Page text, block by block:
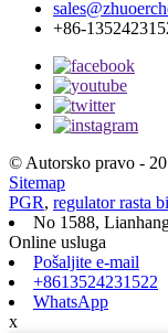
+86-
© Autorsko pravo -
Sitemap
PGR, regulator rasta
No 1588,
Online usluga
Pošaljite e-mail
+8613524231522
WhatsApp
x